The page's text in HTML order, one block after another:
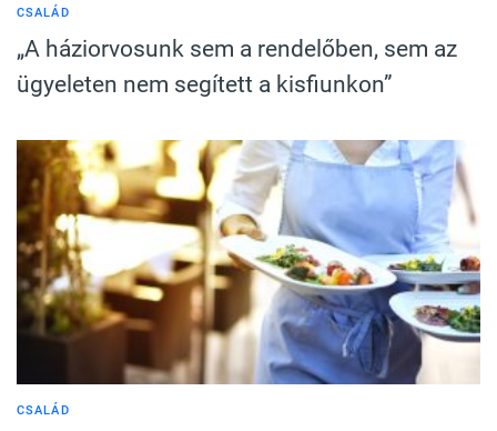
CSALÁD
„A háziorvosunk sem a rendelőben, sem az
ügyeleten nem segített a kisfiunkon”
CSALÁD